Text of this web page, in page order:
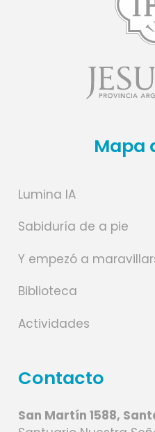
Mapa
Lumina IA
Sabiduría de a pie
Y empezó a
Biblioteca
Actividades
Contacto
San Martín 1588,